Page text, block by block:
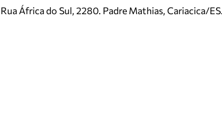
África do Sul, 2280. Padre Mathias, Cariacica/